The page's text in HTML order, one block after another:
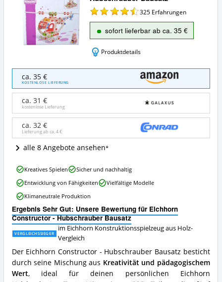
325 Erfahrungen
sofort lieferbar ab ca. 35 €
Produktdetails
Eichhorn
Constructor
-
Hubschrauber
Bausatz
Angebote:
dieses
Eichhorn
aus
Holz
erhältlich?
ca. 35 €
KOSTENLOSE LIEFERUNG
ca. 31 €
kostenlose Lieferung
ca. 32 €
Lieferung ab ca.4 €
alle 8 Angebote ansehen
Ergebnis Sehr Gut: Unsere Bewertung für Eichhorn
Constructor - Hubschrauber Bausatz
VERGLEICHSSIEGER
im Eichhorn Konstruktionsspielzeug aus Holz-
Vergleich
Der Eichhorn Constructor - Hubschrauber Bausatz besticht
durch seine Mischung aus Kreativität und pädagogischem
Wert, ideal für deinen persönlichen Eichhorn
Eichhorn
Constructor
Hubschrauber
Bausatz
Vorteile:
Was
spricht
für
dieses
Eichhorn
Konstruktionsspielzeug
aus
Kreatives Spielen
Sicher und nachhaltig
Entwicklung von Fähigkeiten
Vielfältige Modelle
Klimaneutrale Produktion